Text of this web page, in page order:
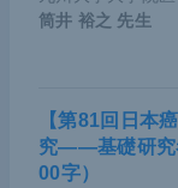
筒井 裕之 先生
【第81回日本
究――基礎研究
00字）